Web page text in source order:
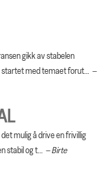
gikk av stabelen
med temaet forut…
mulig å drive en frivillig
stabil og t…
Birte